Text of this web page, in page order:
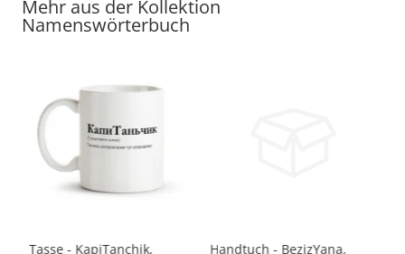
Mehr aus der Kollektion
Namenswörterbuch
-40%
Tasse - KapiTanchik,
Handtuch - BezizYana,